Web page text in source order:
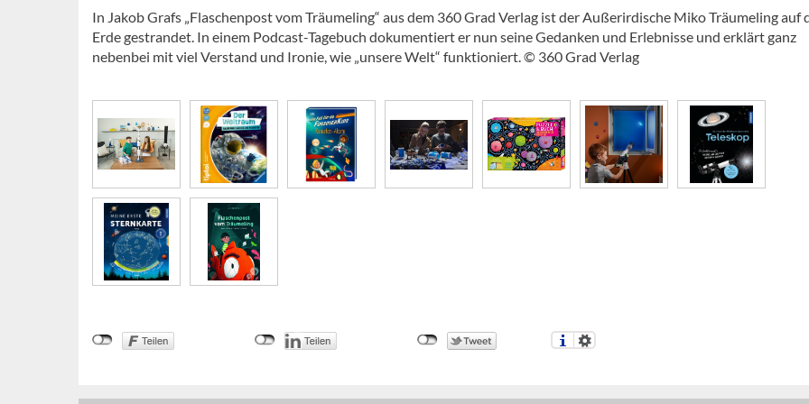
In Jakob Grafs „Flaschenpost vom Träumeling“ aus dem 360 Grad Verlag ist der Außerirdische Miko Träumeling auf
Erde gestrandet. In einem Podcast-Tagebuch dokumentiert er nun seine Gedanken und Erlebnisse und erklärt ganz
nebenbei mit viel Verstand und Ironie, wie „unsere Welt“ funktioniert. © 360 Grad Verlag